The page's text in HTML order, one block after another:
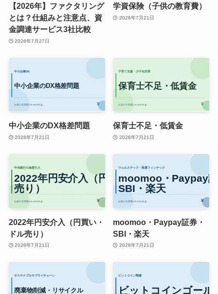
【2026年】ファクタリング
とは？仕組みと注意点、資
金調達サービス3社比較
2026年7月27日
学資保険（子供の教育費）
2026年7月21日
中小企業のDX格差問題
2026年7月21日
保育士不足・低賃金
2026年7月21日
2022年円安介入（円買い・
ドル売り）
2026年7月21日
moomoo・Paypay証券・
SBI・楽天
2026年7月21日